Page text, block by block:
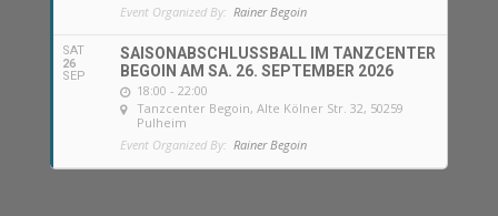
Event Organized By: Rainer Begoin
SAT
26
SEP
SAISONABSCHLUSSBALL IM TANZCENTER
BEGOIN AM SA. 26. SEPTEMBER 2026
18:00 - 22:00
Tanzcenter Begoin, Alte Kölner Str. 32, 50259
Pulheim
Event Organized By: Rainer Begoin